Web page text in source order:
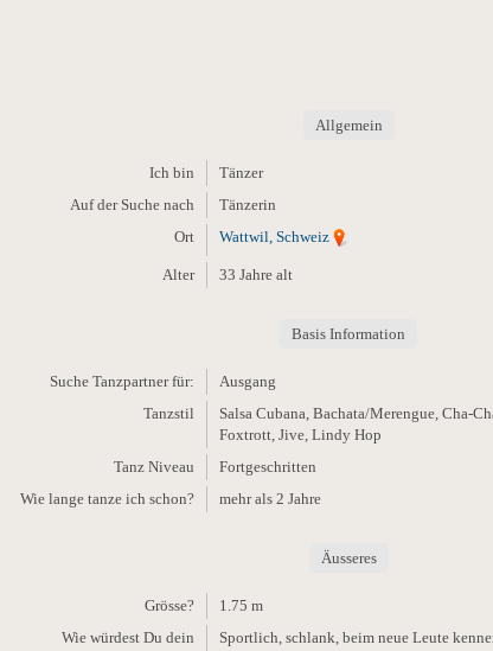
Allgemein
Ich bin
Tänzer
Auf der Suche nach
Tänzerin
Ort
Wattwil, Schweiz
Alter 33 Jahre alt
Basis Information
Suche Tanzpartner für:
Ausgang
Tanzstil
Salsa Cubana, Bachata/Merengue, Cha-
Foxtrott, Jive, Lindy Hop
Tanz Niveau
Fortgeschritten
Wie lange tanze ich schon?
mehr als 2 Jahre
Äusseres
Grösse?
1.75 m
Wie würdest Du dein
Sportlich, schlank, beim neue Leute